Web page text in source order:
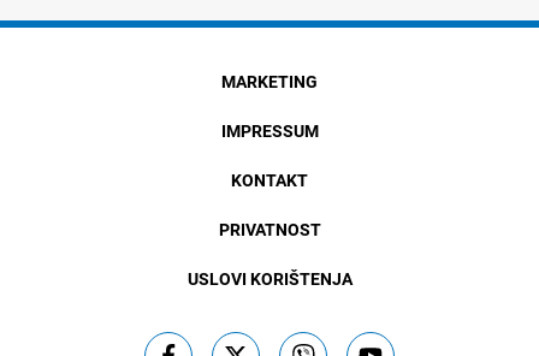
MARKETING
IMPRESSUM
KONTAKT
PRIVATNOST
USLOVI KORIŠTENJA